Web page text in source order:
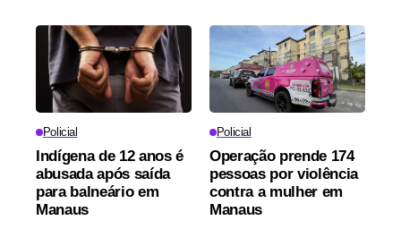
Policial
Indígena de 12 anos é
abusada após saída
para balneário em
Manaus
Policial
Operação prende 174
pessoas por violência
contra a mulher em
Manaus